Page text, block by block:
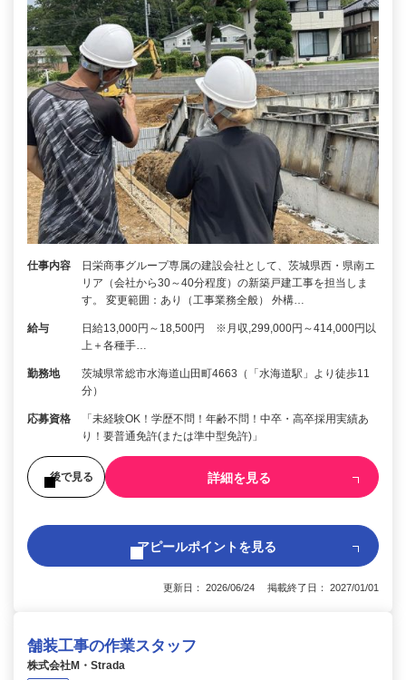
仕事内容
日栄商事グループ専属の建設会社として、茨城県西・県南エ
リア（会社から30～40分程度）の新築戸建工事を担当しま
す。 変更範囲：あり（工事業務全般） 外構…
給与
日給13,000円～18,500円 ※月収,299,000円～414,000円以
上＋各種手…
勤務地
茨城県常総市水海道山田町4663（「水海道駅」より徒歩11
分）
応募資格
「未経験OK！学歴不問！年齢不問！中卒・高卒採用実績あ
り！要普通免許(または準中型免許)」
後で見る 詳細を見る
アピールポイントを見る
更新日： 2026/06/24 掲載終了日： 2027/01/01
舗装工事の作業スタッフ
株式会社M・Strada